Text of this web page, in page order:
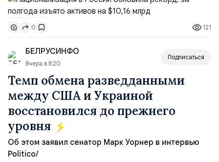
чем за аналогичный период 2025 года ($3,95 млрд).
Всего зафиксировано 15 национализационных
транзакций, которые обеспечили 42,2% денежного
объёма всего российского рынка слияний и
поглощений. Крупнейшей ...
0 121
БЕЛРУСИНФО
Вчера в 8:20
Подписаться
Темп обмена разведданными
между США и Украиной
восстановился до прежнего
уровня
Об этом заявил сенатор Марк Уорнер в интервью
Politico/